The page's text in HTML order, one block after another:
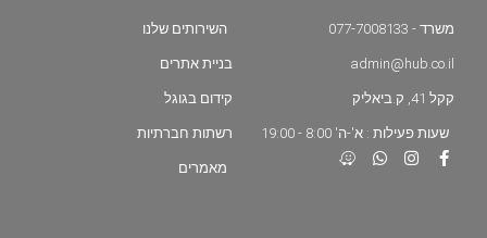
משרד - 077-7008133
admin@hub.co.il
קקל 41, ק.ביאליק
שעות פעילות : א'-ה' 8:00 - 19:00
השירותים שלנו
בניית אתרים
קידום בגוגל
רשתות חברתיות
מאמרים